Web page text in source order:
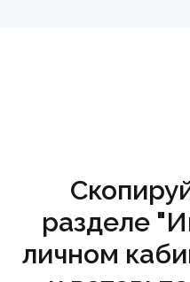
разделе
личном